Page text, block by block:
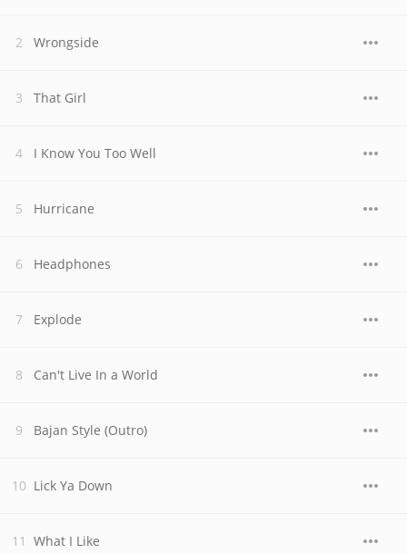
Wrongside
That Girl
I Know You Too Well
Hurricane
Headphones
Explode
Can't Live In a World
Bajan Style (Outro)
Lick Ya Down
What I Like